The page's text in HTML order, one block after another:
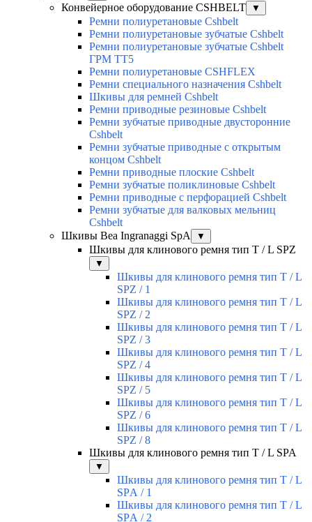
Конвейерное оборудование CSHBELT ▼
Ремни полиуретановые Cshbelt
Ремни полиуретановые зубчатые Cshbelt
Ремни полиуретановые зубчатые Cshbelt
ГРМ ТТ5
Ремни полиуретановые CSHFLEX
Ремни специального назначения Cshbelt
Шкивы для ремней Cshbelt
Ремни приводные резиновые Cshbelt
Ремни зубчатые приводные двусторонние
Cshbelt
Ремни зубчатые приводные с открытым
концом Cshbelt
Ремни приводные плоские Cshbelt
Ремни зубчатые поликлиновые Cshbelt
Ремни приводные с перфорацией Cshbelt
Ремни зубчатые для валковых мельниц
Cshbelt
Шкивы Bea Ingranaggi SpA
▼
Шкивы для клинового ремня тип T / L SPZ
▼
Шкивы для клинового ремня тип T / L
SPZ / 1
Шкивы для клинового ремня тип T / L
SPZ / 2
Шкивы для клинового ремня тип T / L
SPZ / 3
Шкивы для клинового ремня тип T / L
SPZ / 4
Шкивы для клинового ремня тип T / L
SPZ / 5
Шкивы для клинового ремня тип T / L
SPZ / 6
Шкивы для клинового ремня тип T / L
SPZ / 8
Шкивы для клинового ремня тип T / L SPA
▼
Шкивы для клинового ремня тип T / L
SPА / 1
Шкивы для клинового ремня тип T / L
SPА / 2